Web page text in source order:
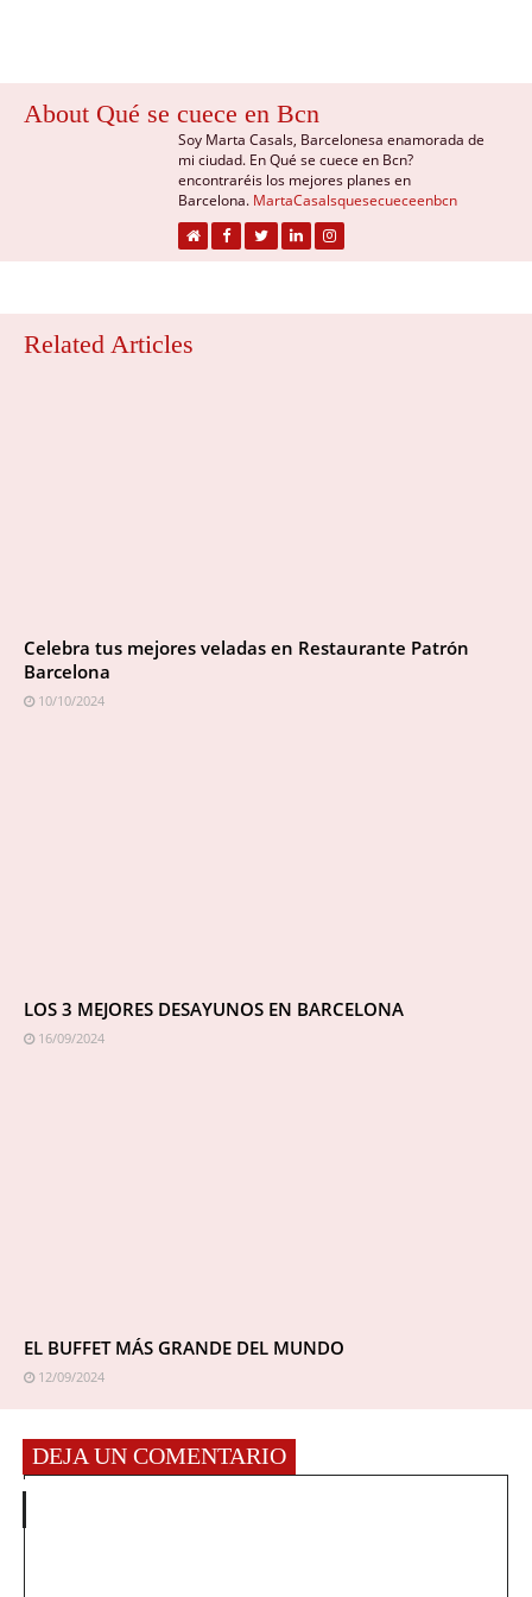
About Qué se cuece en Bcn
Soy Marta Casals, Barcelonesa enamorada de
mi ciudad. En Qué se cuece en Bcn?
encontraréis los mejores planes en
Barcelona. MartaCasalsquesecueceenbcn
Related Articles
Celebra tus mejores veladas en Restaurante Patrón
Barcelona
10/10/2024
LOS 3 MEJORES DESAYUNOS EN BARCELONA
16/09/2024
EL BUFFET MÁS GRANDE DEL MUNDO
12/09/2024
DEJA UN COMENTARIO